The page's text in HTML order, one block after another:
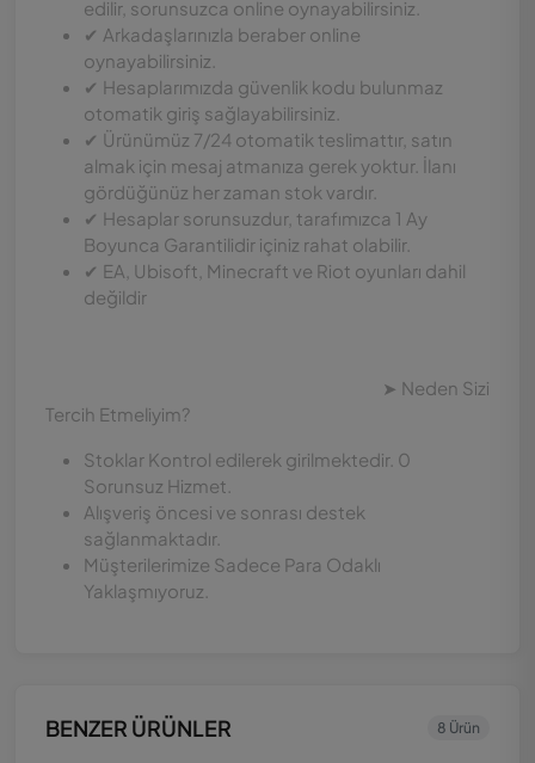
edilir, sorunsuzca online oynayabilirsiniz.
✔ Arkadaşlarınızla beraber online
oynayabilirsiniz.
✔ Hesaplarımızda güvenlik kodu bulunmaz
otomatik giriş sağlayabilirsiniz.
✔ Ürünümüz 7/24 otomatik teslimattır, satın
almak için mesaj atmanıza gerek yoktur. İlanı
gördüğünüz her zaman stok vardır.
✔ Hesaplar sorunsuzdur, tarafımızca 1 Ay
Boyunca Garantilidir içiniz rahat olabilir.
✔ EA, Ubisoft, Minecraft ve Riot oyunları dahil
değildir
Tercih Etmeliyim?
Stoklar Kontrol edilerek girilmektedir. 0
Sorunsuz Hizmet.
Alışveriş öncesi ve sonrası destek
sağlanmaktadır.
Müşterilerimize Sadece Para Odaklı
Yaklaşmıyoruz.
BENZER ÜRÜNLER 8 Ürün